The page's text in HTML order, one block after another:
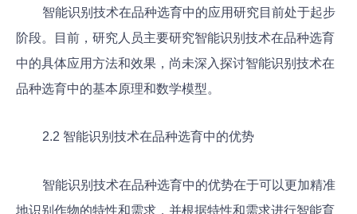
智能识别技术在品种选育中的应用研究目前处于起步
阶段。目前，研究人员主要研究智能识别技术在品种选育
中的具体应用方法和效果，尚未深入探讨智能识别技术在
品种选育中的基本原理和数学模型。
2.2 智能识别技术在品种选育中的优势
智能识别技术在品种选育中的优势在于可以更加精准
地识别作物的特性和需求，并根据特性和需求进行智能育